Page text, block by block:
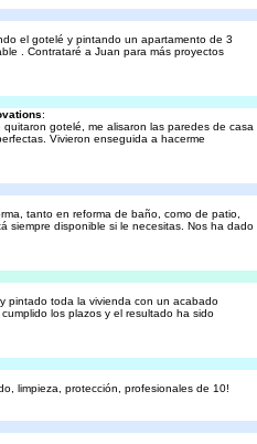
el gotelé y pintando un apartamento de 3
. Contrataré a Juan para más proyectos
:
gotelé, me alisaron las paredes de casa
Vivieron enseguida a hacerme
tanto en reforma de baño, como de patio,
siempre disponible si le necesitas. Nos ha dado
pintado toda la vivienda con un acabado
los plazos y el resultado ha sido
limpieza, protección, profesionales de 10!